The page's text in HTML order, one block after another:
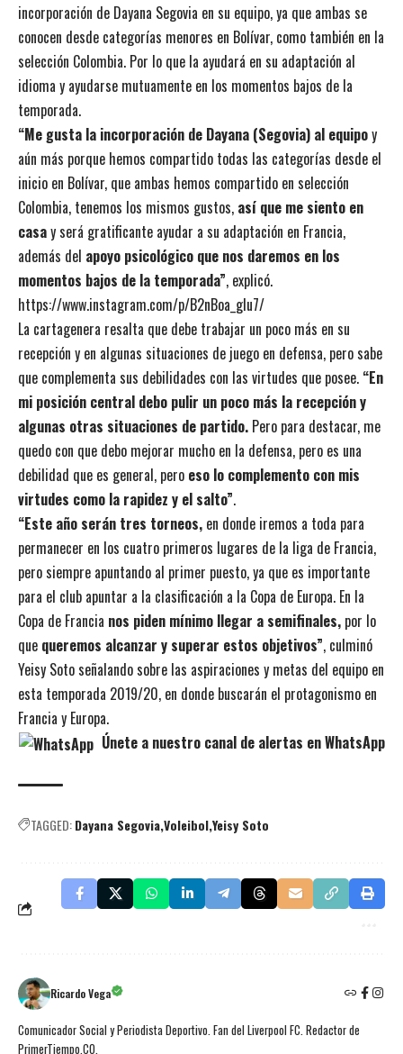
incorporación de Dayana Segovia en su equipo, ya que ambas se
conocen desde categorías menores en Bolívar, como también en la
selección Colombia. Por lo que la ayudará en su adaptación al
idioma y ayudarse mutuamente en los momentos bajos de la
temporada.
“Me gusta la incorporación de Dayana (Segovia) al equipoy
aún más porque hemos compartido todas las categorías desde el
inicio en Bolívar, que ambas hemos compartido en selección
Colombia, tenemos los mismos gustos, así que me siento en
casay será gratificante ayudar a su adaptación en Francia,
además del apoyo psicológico que nos daremos en los
momentos bajos de la temporada”, explicó.
https://www.instagram.com/p/B2nBoa_gIu7/
La cartagenera resalta que debe trabajar un poco más en su
recepción y en algunas situaciones de juego en defensa, pero sabe
que complementa sus debilidades con las virtudes que posee. “En
mi posición central debo pulir un poco más la recepción y
algunas otras situaciones de partido. Pero para destacar, me
quedo con que debo mejorar mucho en la defensa, pero es una
debilidad que es general, pero eso lo complemento con mis
virtudes como la rapidez y el salto”.
“Este año serán tres torneos, en donde iremos a toda para
permanecer en los cuatro primeros lugares de la liga de Francia,
pero siempre apuntando al primer puesto, ya que es importante
para el club apuntar a la clasificación a la Copa de Europa. En la
Copa de Francia nos piden mínimo llegar a semifinales, por lo
que queremos alcanzar y superar estos objetivos”, culminó
Yeisy Soto señalando sobre las aspiraciones y metas del equipo en
esta temporada 2019/20, en donde buscarán el protagonismo en
Francia y Europa.
Únete a nuestro canal de alertas en WhatsApp
TAGGED:Dayana SegoviaVoleibolYeisy Soto
Ricardo Vega
Comunicador Social y Periodista Deportivo. Fan del Liverpool FC. Redactor de
PrimerTiempo.CO.